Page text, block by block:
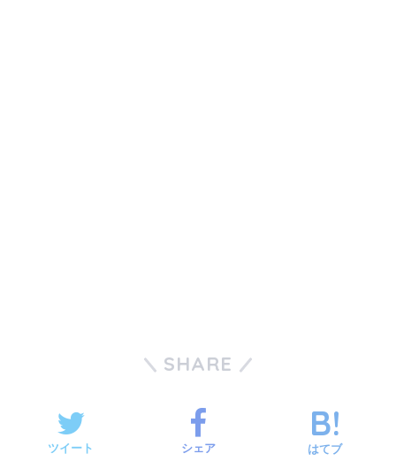
SHARE
ツイート シェア はてブ